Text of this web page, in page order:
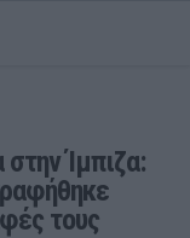
Ίμπιζα:
τους